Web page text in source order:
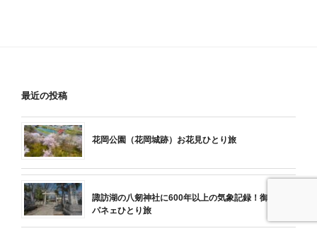
最近の投稿
花岡公園（花岡城跡）お花見ひとり旅
諏訪湖の八剱神社に600年以上の気象記録！御神渡り
パネェひとり旅